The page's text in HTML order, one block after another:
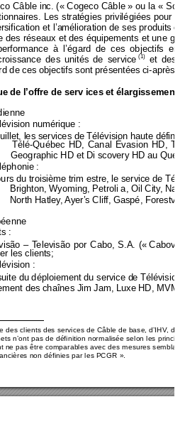
Câble inc. (« Cogeco Câble » ou la «
aires. Les stratégies privilégiées pour
et l’amélioration de ses produits et
des réseaux et des équipements et une
à l’égard de ces objectifs en
ance des unités de service (1)
et des
de ces objectifs sont présentées ci-après.
de l’offre de serv ices et élargissement
numérique :
juillet, les services de Télévision haute déf
Télé-Québec HD, Canal Évasion HD,
Geographic HD et Di scovery HD au
:
du troisième trim estre, le service de
Brighton, Wyoming, Petroli a, Oil City,
North Hatley, Ayer’s Cliff, Gaspé, Fore
:
– Televisão por Cabo, S.A. («
les clients;
:
du déploiement du service de Télévision
des chaînes Jim Jam, Luxe HD, MVM
des clients des services de Câble de base, d’IHV, de
n’ont pas de définition normalisée selon les
ne pas être comparables avec des mesures
non définies par les PCGR ».